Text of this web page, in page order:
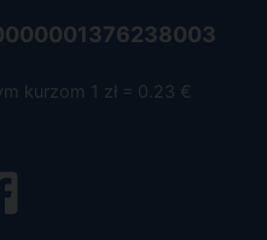
kurzom 1 zł = 0.23 €